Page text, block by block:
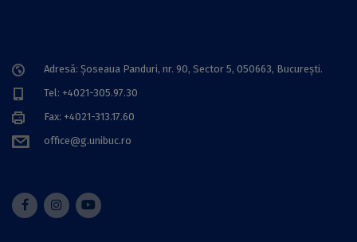
Adresă: Șoseaua Panduri, nr. 90, Sector 5, 050663, Bucureşti.
Tel: +4021-305.97.30
Fax: +4021-313.17.60
office@g.unibuc.ro